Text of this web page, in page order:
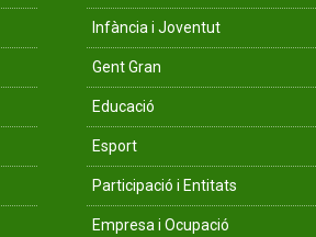
Infància i Joventut
Gent Gran
Educació
Esport
Participació i Entitats
Empresa i Ocupació